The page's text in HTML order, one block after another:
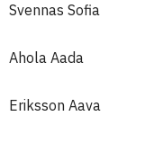
Svennas Sofia
Ahola Aada
Eriksson Aava